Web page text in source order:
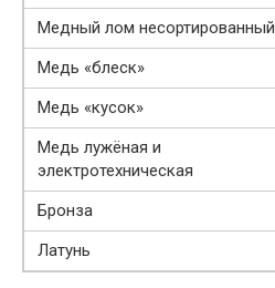
Медный лом несортированный
Медь «блеск»
Медь «кусок»
Медь лужёная и
электротехническая
Бронза
Латунь